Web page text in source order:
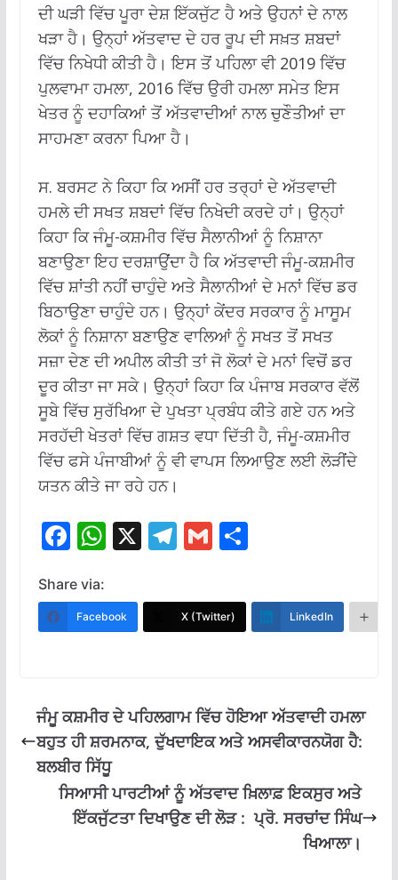
ਦੀ ਘੜੀ ਵਿੱਚ ਪੂਰਾ ਦੇਸ਼ ਇੱਕਜੁੱਟ ਹੈ ਅਤੇ ਉਹਨਾਂ ਦੇ ਨਾਲ
ਖੜਾ ਹੈ। ਉਨ੍ਹਾਂ ਅੱਤਵਾਦ ਦੇ ਹਰ ਰੂਪ ਦੀ ਸਖ਼ਤ ਸ਼ਬਦਾਂ
ਵਿੱਚ ਨਿਖੇਧੀ ਕੀਤੀ ਹੈ। ਇਸ ਤੋਂ ਪਹਿਲਾ ਵੀ 2019 ਵਿੱਚ
ਪੁਲਵਾਮਾ ਹਮਲਾ, 2016 ਵਿੱਚ ਉਰੀ ਹਮਲਾ ਸਮੇਤ ਇਸ
ਖੇਤਰ ਨੂੰ ਦਹਾਕਿਆਂ ਤੋਂ ਅੱਤਵਾਦੀਆਂ ਨਾਲ ਚੁਣੌਤੀਆਂ ਦਾ
ਸਾਹਮਣਾ ਕਰਨਾ ਪਿਆ ਹੈ।
ਸ. ਬਰਸਟ ਨੇ ਕਿਹਾ ਕਿ ਅਸੀਂ ਹਰ ਤਰ੍ਹਾਂ ਦੇ ਅੱਤਵਾਦੀ
ਹਮਲੇ ਦੀ ਸਖਤ ਸ਼ਬਦਾਂ ਵਿੱਚ ਨਿਖੇਦੀ ਕਰਦੇ ਹਾਂ। ਉਨ੍ਹਾਂ
ਕਿਹਾ ਕਿ ਜੰਮੂ-ਕਸ਼ਮੀਰ ਵਿੱਚ ਸੈਲਾਨੀਆਂ ਨੂੰ ਨਿਸ਼ਾਨਾ
ਬਣਾਉਣਾ ਇਹ ਦਰਸ਼ਾਉਂਦਾ ਹੈ ਕਿ ਅੱਤਵਾਦੀ ਜੰਮੂ-ਕਸ਼ਮੀਰ
ਵਿੱਚ ਸ਼ਾਂਤੀ ਨਹੀਂ ਚਾਹੁੰਦੇ ਅਤੇ ਸੈਲਾਨੀਆਂ ਦੇ ਮਨਾਂ ਵਿੱਚ ਡਰ
ਬਿਠਾਉਣਾ ਚਾਹੁੰਦੇ ਹਨ। ਉਨ੍ਹਾਂ ਕੇਂਦਰ ਸਰਕਾਰ ਨੂੰ ਮਾਸੂਮ
ਲੋਕਾਂ ਨੂੰ ਨਿਸ਼ਾਨਾ ਬਣਾਉਣ ਵਾਲਿਆਂ ਨੂੰ ਸਖਤ ਤੋਂ ਸਖਤ
ਸਜ਼ਾ ਦੇਣ ਦੀ ਅਪੀਲ ਕੀਤੀ ਤਾਂ ਜੋ ਲੋਕਾਂ ਦੇ ਮਨਾਂ ਵਿਚੋਂ ਡਰ
ਦੂਰ ਕੀਤਾ ਜਾ ਸਕੇ। ਉਨ੍ਹਾਂ ਕਿਹਾ ਕਿ ਪੰਜਾਬ ਸਰਕਾਰ ਵੱਲੋਂ
ਸੂਬੇ ਵਿੱਚ ਸੁਰੱਖਿਆ ਦੇ ਪੁਖਤਾ ਪ੍ਰਬੰਧ ਕੀਤੇ ਗਏ ਹਨ ਅਤੇ
ਸਰਹੱਦੀ ਖੇਤਰਾਂ ਵਿੱਚ ਗਸ਼ਤ ਵਧਾ ਦਿੱਤੀ ਹੈ, ਜੰਮੂ-ਕਸ਼ਮੀਰ
ਵਿੱਚ ਫਸੇ ਪੰਜਾਬੀਆਂ ਨੂੰ ਵੀ ਵਾਪਸ ਲਿਆਉਣ ਲਈ ਲੋੜੀਂਦੇ
ਯਤਨ ਕੀਤੇ ਜਾ ਰਹੇ ਹਨ।
F
e
b
k
W
at
s
p
X T
e
gr
G
ai
l
S
ar
e
Share via:
Facebook X (Twitter) LinkedIn
ਜੰਮੂ ਕਸ਼ਮੀਰ ਦੇ ਪਹਿਲਗਾਮ ਵਿੱਚ ਹੋਇਆ ਅੱਤਵਾਦੀ ਹਮਲਾ
ਬਹੁਤ ਹੀ ਸ਼ਰਮਨਾਕ, ਦੁੱਖਦਾਇਕ ਅਤੇ ਅਸਵੀਕਾਰਨਯੋਗ ਹੈ:
ਬਲਬੀਰ ਸਿੱਧੂ
ਸਿਆਸੀ ਪਾਰਟੀਆਂ ਨੂੰ ਅੱਤਵਾਦ ਖ਼ਿਲਾਫ਼ ਇਕਸੁਰ ਅਤੇ
ਇੱਕਜੁੱਟਤਾ ਦਿਖਾਉਣ ਦੀ ਲੋੜ : ਪ੍ਰੋ. ਸਰਚਾਂਦ ਸਿੰਘ
ਖਿਆਲਾ।